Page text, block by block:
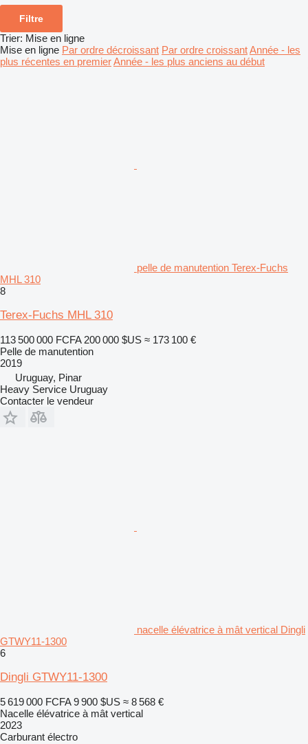
Filtre
Trier: Mise en ligne
Mise en ligne Par ordre décroissant Par ordre croissantAnnée - les
plus récentes en premierAnnée - les plus anciens au début
pelle de manutention Terex-Fuchs
MHL 310
8
Terex-Fuchs MHL 310
113 500 000 FCFA 200 000 $US ≈ 173 100 €
Pelle de manutention
2019
Uruguay, Pinar
Heavy Service Uruguay
Contacter le vendeur
nacelle élévatrice à mât vertical Dingli
GTWY11-1300
6
Dingli GTWY11-1300
5 619 000 FCFA 9 900 $US ≈ 8 568 €
Nacelle élévatrice à mât vertical
2023
Carburant électro